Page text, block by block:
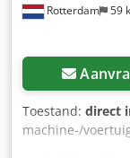
Rotterdam 59
Toestand: direct
machine-/